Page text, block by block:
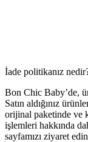
İade politikanız
Bon Chic Baby’de,
Satın aldığınız
orijinal paketinde ve
işlemleri hakkında
sayfamızı ziyaret